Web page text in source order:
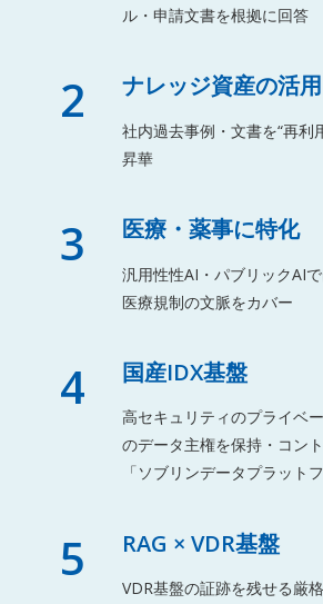
ル・申請文書を根拠に回答
2 ナレッジ資産の活用
社内過去事例・文書を“再利
昇華
3 医療・薬事に特化
汎用性性AI・パブリックAI
医療規制の文脈をカバー
4 国産IDX基盤
高セキュリティのプライベ
のデータ主権を保持・コン
「ソブリンデータプラット
5 RAG × VDR基盤
VDR基盤の証跡を残せる厳